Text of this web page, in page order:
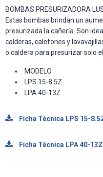
BOMBAS PRESURIZADORA
Estas bombas brindan un
presurizada la cañería. Son
calderas, calefones y
o caldera para presurizar solo
MODELO
LPS 15-8.5Z
LPA 40-13Z
Ficha Técnica LPS 15-
Ficha Técnica LPA 40-13Z